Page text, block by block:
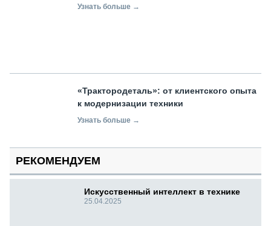
Узнать больше →
«Трактородеталь»: от клиентского опыта
к модернизации техники
Узнать больше →
РЕКОМЕНДУЕМ
Искусственный интеллект в технике
25.04.2025